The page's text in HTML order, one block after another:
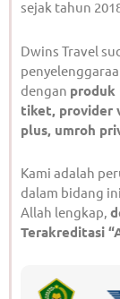
sejak tahun
Dwins Travel
dengan produk
tiket, provider
plus, umroh
Kami adalah
dalam bidang
Allah lengkap,
Terakreditasi